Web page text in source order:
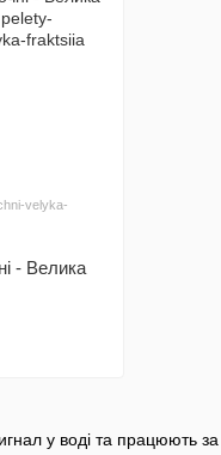
у воді та працюють за
velyka-
- Велика